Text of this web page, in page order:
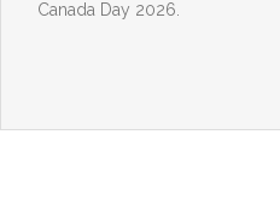
Canada Day 2026.